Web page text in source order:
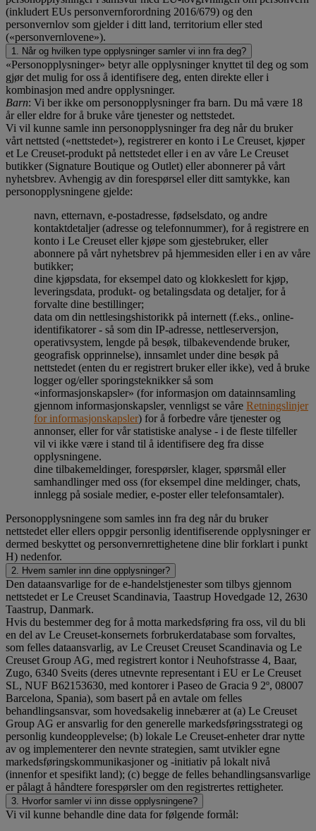
(inkludert EUs personvernforordning 2016/679) og den
personvernlov som gjelder i ditt land, territorium eller sted
(«personvernlovene»).
1. Når og hvilken type opplysninger samler vi inn fra deg?
«Personopplysninger» betyr alle opplysninger knyttet til deg og som
gjør det mulig for oss å identifisere deg, enten direkte eller i
kombinasjon med andre opplysninger.
Barn: Vi ber ikke om personopplysninger fra barn. Du må være 18
år eller eldre for å bruke våre tjenester og nettstedet.
Vi vil kunne samle inn personopplysninger fra deg når du bruker
vårt nettsted («nettstedet»), registrerer en konto i Le Creuset, kjøper
et Le Creuset-produkt på nettstedet eller i en av våre Le Creuset
butikker (Signature Boutique og Outlet) eller abonnerer på vårt
nyhetsbrev. Avhengig av din forespørsel eller ditt samtykke, kan
personopplysningene gjelde:
navn, etternavn, e-postadresse, fødselsdato, og andre
kontaktdetaljer (adresse og telefonnummer), for å registrere en
konto i Le Creuset eller kjøpe som gjestebruker, eller
abonnere på vårt nyhetsbrev på hjemmesiden eller i en av våre
butikker;
dine kjøpsdata, for eksempel dato og klokkeslett for kjøp,
leveringsdata, produkt- og betalingsdata og detaljer, for å
forvalte dine bestillinger;
data om din nettlesingshistorikk på internett (f.eks., online-
identifikatorer - så som din IP-adresse, nettleserversjon,
operativsystem, lengde på besøk, tilbakevendende bruker,
geografisk opprinnelse), innsamlet under dine besøk på
nettstedet (enten du er registrert bruker eller ikke), ved å bruke
logger og/eller sporingsteknikker så som
«informasjonskapsler» (for informasjon om datainnsamling
gjennom informasjonskapsler, vennligst se våre Retningslinjer
for informasjonskapsler) for å forbedre våre tjenester og
annonser, eller for vår statistiske analyse - i de fleste tilfeller
vil vi ikke være i stand til å identifisere deg fra disse
opplysningene.
dine tilbakemeldinger, forespørsler, klager, spørsmål eller
samhandlinger med oss (for eksempel dine meldinger, chats,
innlegg på sosiale medier, e-poster eller telefonsamtaler).
Personopplysningene som samles inn fra deg når du bruker
nettstedet eller ellers oppgir personlig identifiserende opplysninger er
dermed beskyttet og personvernrettighetene dine blir forklart i punkt
H) nedenfor.
2. Hvem samler inn dine opplysninger?
Den dataansvarlige for de e-handelstjenester som tilbys gjennom
nettstedet er Le Creuset Scandinavia, Taastrup Hovedgade 12, 2630
Taastrup, Danmark.
Hvis du bestemmer deg for å motta markedsføring fra oss, vil du bli
en del av Le Creuset-konsernets forbrukerdatabase som forvaltes,
som felles dataansvarlig, av Le Creuset Creuset Scandinavia og Le
Creuset Group AG, med registrert kontor i Neuhofstrasse 4, Baar,
Zugo, 6340 Sveits (deres utnevnte representant i EU er Le Creuset
SL, NUF B62153630, med kontorer i Paseo de Gracia 9 2º, 08007
Barcelona, Spania), som basert på en avtale om felles
behandlingsansvar, som hovedsakelig innebærer at (a) Le Creuset
Group AG er ansvarlig for den generelle markedsføringsstrategi og
personlig kundeopplevelse; (b) lokale Le Creuset-enheter drar nytte
av og implementerer den nevnte strategien, samt utvikler egne
markedsføringskommunikasjoner og -initiativ på lokalt nivå
(innenfor et spesifikt land); (c) begge de felles behandlingsansvarlige
er pålagt å håndtere forespørsler om den registrertes rettigheter.
3. Hvorfor samler vi inn disse opplysningene?
Vi vil kunne behandle dine data for følgende formål: